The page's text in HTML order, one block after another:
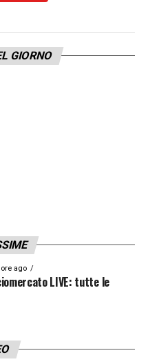
daIl Resto del
pensare a
GIORNO
ore ago
LIVE: tutte le